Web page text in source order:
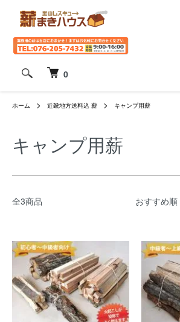
0
ホーム 近畿地方送料込 薪 キャンプ用薪
キャンプ用薪
全3商品 おすすめ順